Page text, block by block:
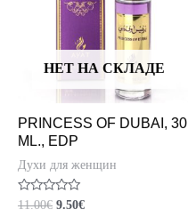
НЕТ НА СКЛАДЕ
PRINCESS OF DUBAI, 30
ML., EDP
Духи для женщин
Оценка
11.00€ 9.50€